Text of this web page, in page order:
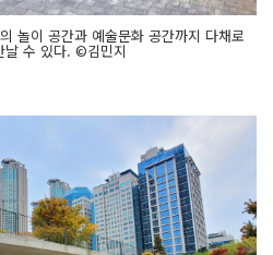
놀이 공간과 예술문화 공간까지 다채로
날 수 있다. ©김민지